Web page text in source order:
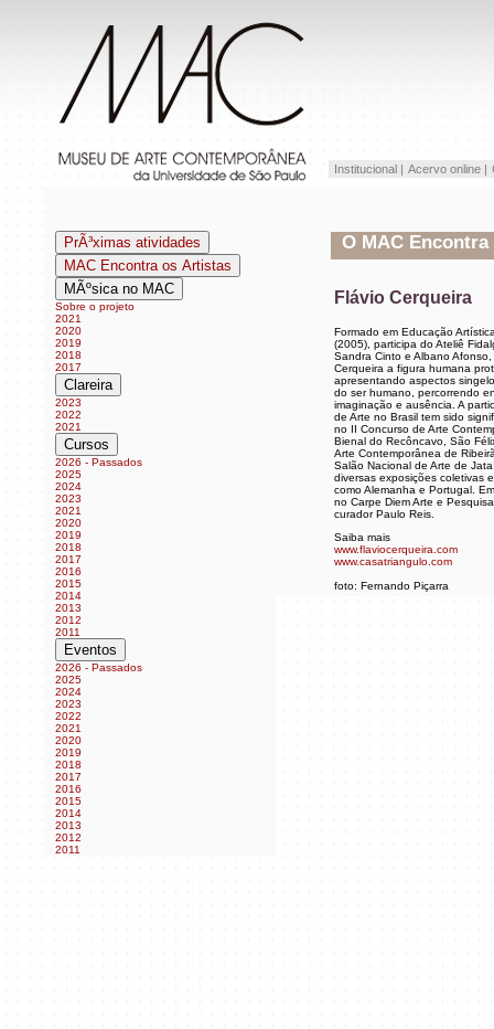
PrÃ³ximas atividades
MAC Encontra os Artistas
MÃºsica no MAC
Sobre o projeto
2021
2020
2019
2018
2017
Clareira
2023
2022
2021
Cursos
2026 - Passados
2025
2024
2023
2021
2020
2019
2018
2017
2016
2015
2014
2013
2012
2011
Eventos
2026 - Passados
2025
2024
2023
2022
2021
2020
2019
2018
2017
2016
2015
2014
2013
2012
2011
O MAC Encontra
Flávio Cerqueira
Formado em Educação
(2005), participa do Ateliê
Sandra Cinto e Albano
Cerqueira a figura humana
apresentando aspectos
do ser humano, percorrendo
imaginação e ausência. A
de Arte no Brasil tem sido
no II Concurso de Arte
Bienal do Recôncavo, São
Arte Contemporânea de
Salão Nacional de Arte de
diversas exposições coletivas
como Alemanha e Portugal.
no Carpe Diem Arte e
curador Paulo Reis.
Saiba mais
www.flaviocerqueira.com
www.casatriangulo.com
foto: Fernando Piçarra
Institucional | Acervo online |